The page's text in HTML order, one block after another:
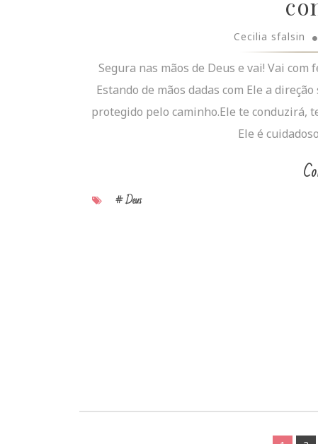
Cecilia sfalsin
Segura nas mãos de Deus e vai! Vai
Estando de mãos dadas com Ele a
protegido pelo caminho.Ele te
Ele é
# Deus